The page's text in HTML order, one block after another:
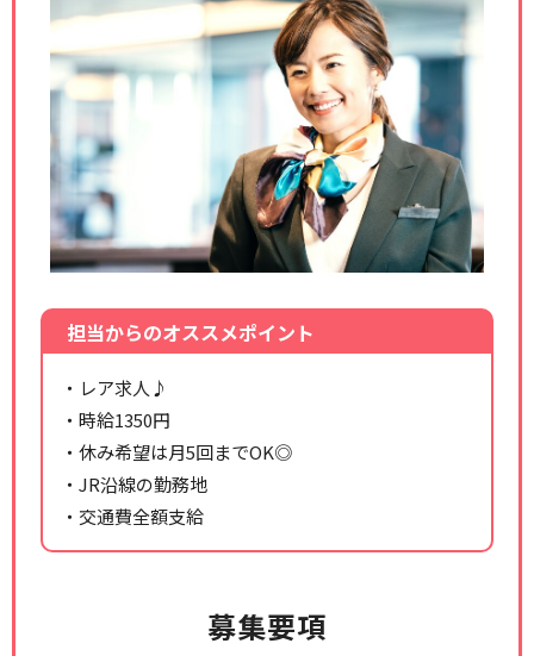
担当からのオススメポイント
・レア求人♪
・時給1350円
・休み希望は月5回までOK◎
・JR沿線の勤務地
・交通費全額支給
募集要項